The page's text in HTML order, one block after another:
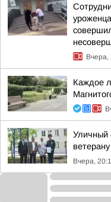
Вчера,
Каждое
Уличный
Вчера,